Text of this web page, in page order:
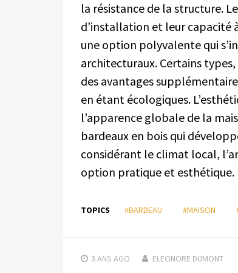
la résistance de la structure.
d’installation et leur capacité
une option polyvalente qui
architecturaux. Certains
des avantages
en étant écologiques.
l’apparence globale de la
bardeaux en bois qui
considérant le climat local,
option pratique et esthétique.
TOPICS #BARDEAU #MAISON
3 ANS AGO ELEONORE DUMONT